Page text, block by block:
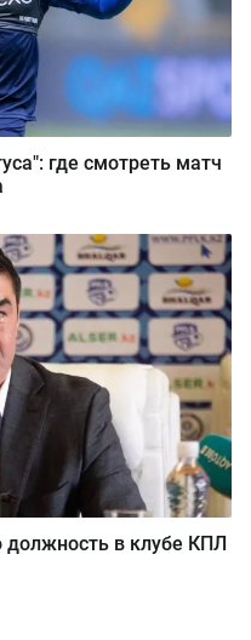
где смотреть матч
в клубе КПЛ